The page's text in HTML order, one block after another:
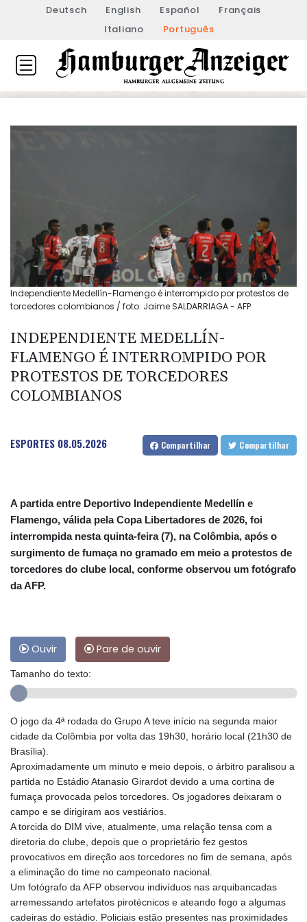
Deutsch English Español
Français
Italiano
Português
Independiente Medellín-Flamengo é interrompido por protestos de
torcedores colombianos / foto: Jaime SALDARRIAGA - AFP
INDEPENDIENTE MEDELLÍN-
FLAMENGO É INTERROMPIDO POR
PROTESTOS DE TORCEDORES
COLOMBIANOS
ESPORTES 08.05.2026 Compartilhar Compartilhar
A partida entre Deportivo Independiente Medellín e
Flamengo, válida pela Copa Libertadores de 2026, foi
interrompida nesta quinta-feira (7), na Colômbia, após o
surgimento de fumaça no gramado em meio a protestos de
torcedores do clube local, conforme observou um fotógrafo
da AFP.
Ouvir Pare de ouvir
Tamanho do texto:
O jogo da 4ª rodada do Grupo A teve início na segunda maior
cidade da Colômbia por volta das 19h30, horário local (21h30 de
Brasília).
Aproximadamente um minuto e meio depois, o árbitro paralisou a
partida no Estádio Atanasio Girardot devido a uma cortina de
fumaça provocada pelos torcedores. Os jogadores deixaram o
campo e se dirigiram aos vestiários.
A torcida do DIM vive, atualmente, uma relação tensa com a
diretoria do clube, depois que o proprietário fez gestos
provocativos em direção aos torcedores no fim de semana, após
a eliminação do time no campeonato nacional.
Um fotógrafo da AFP observou indivíduos nas arquibancadas
arremessando artefatos pirotécnicos e ateando fogo a algumas
cadeiras do estádio. Policiais estão presentes nas proximidades